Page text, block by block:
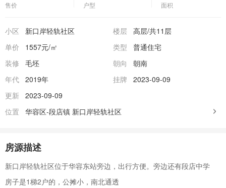
售价 户型 面积
小区 新口岸轻轨社区 楼层 高层/共11层
单价
1557元/㎡ 类型
普通住宅
装修
毛坯 朝向
朝南
年代 2019年 挂牌
2023-09-09
更新 2023-09-09
位置
华容区-段店镇 新口岸轻轨社区
房源描述
新口岸轻轨社区位于华容东站旁边，出行方便。旁边还有段店中学
房子是1梯2户的，公摊小，南北通透